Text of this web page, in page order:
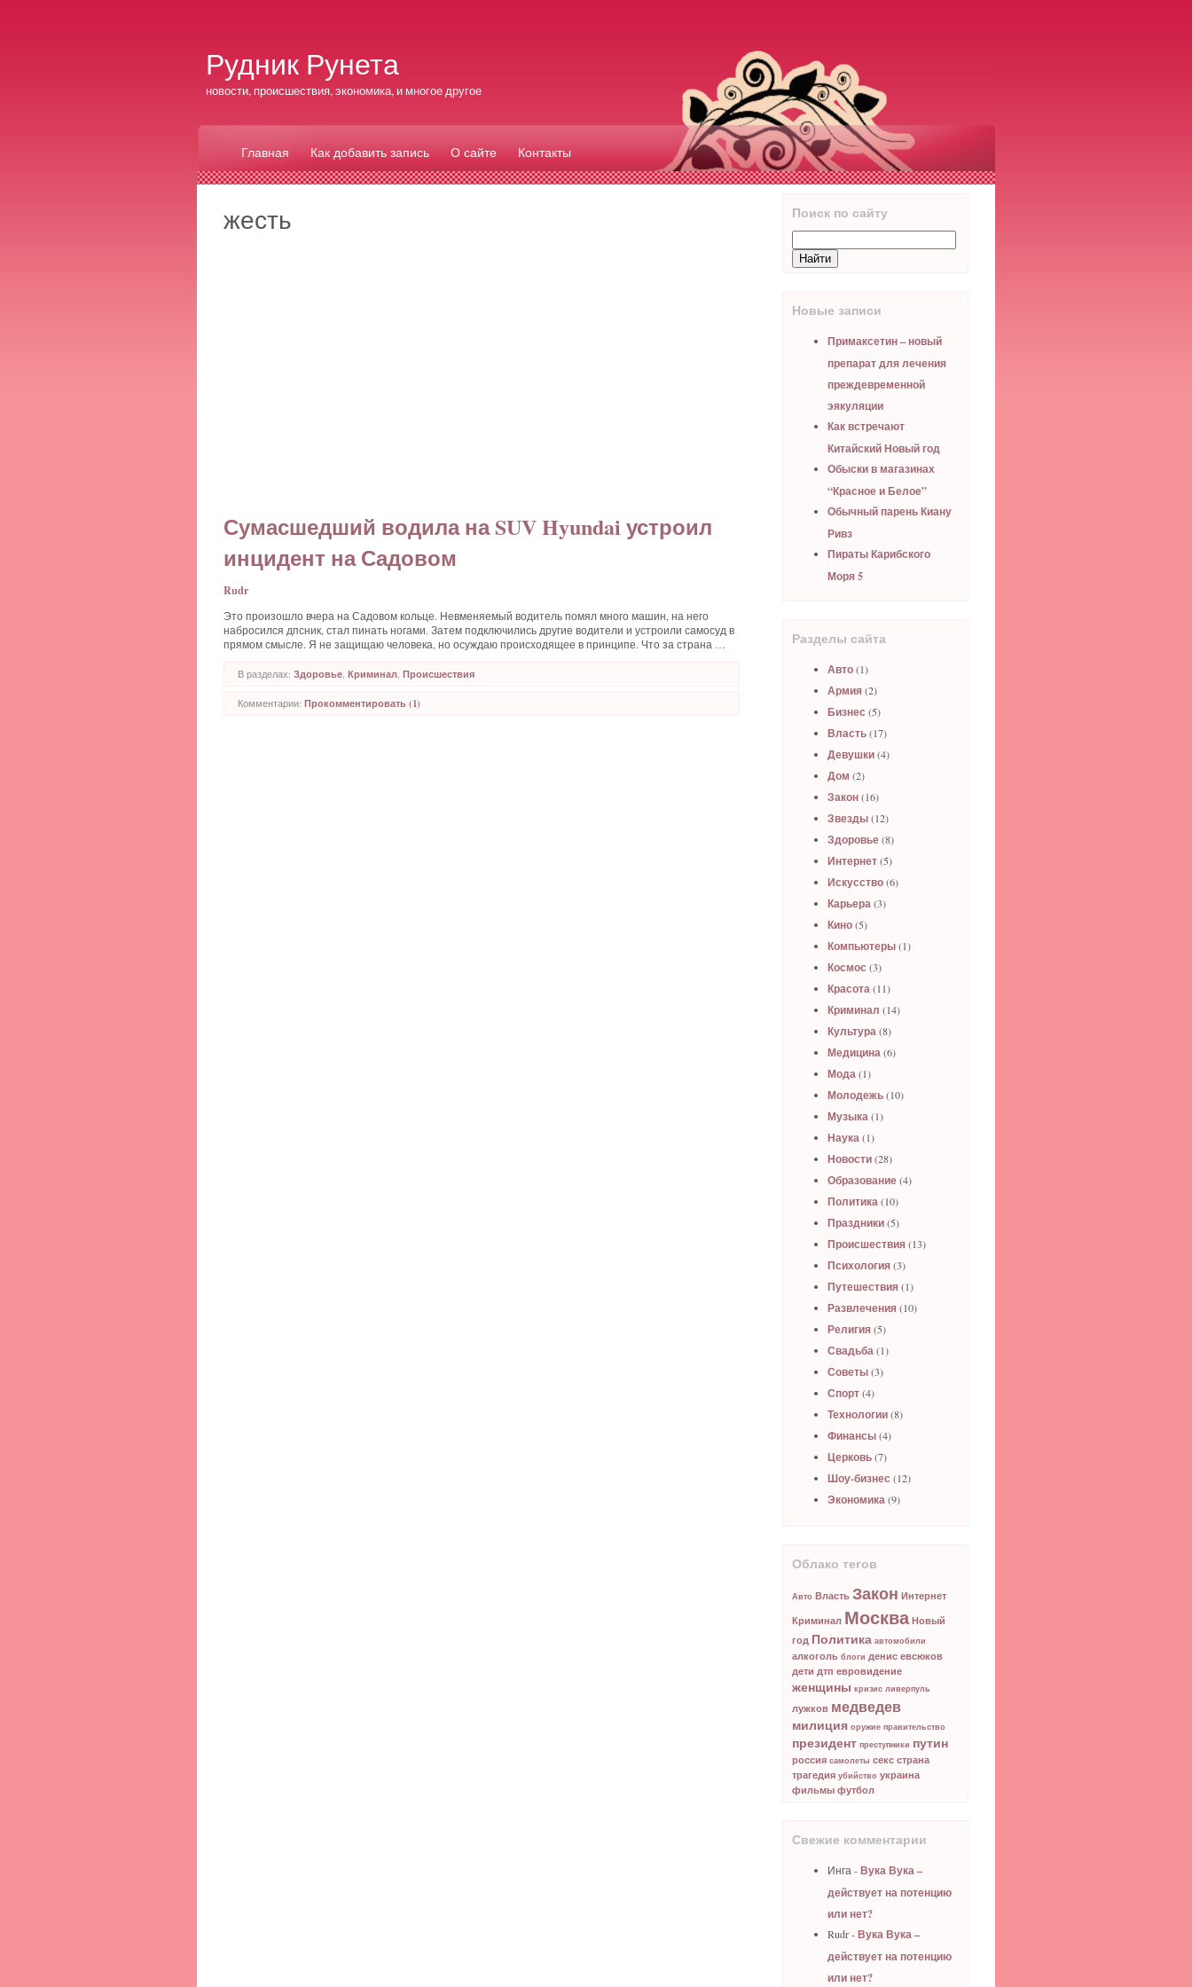
Рудник Рунета
новости, происшествия, экономика, и многое другое
Главная Как добавить запись О сайте Контакты
жесть
Сумасшедший водила на SUV Hyundai устроил
инцидент на Садовом
Rudr
Это произошло вчера на Садовом кольце. Невменяемый водитель помял много машин, на него
набросился дпсник, стал пинать ногами. Затем подключились другие водители и устроили самосуд в
прямом смысле. Я не защищаю человека, но осуждаю происходящее в принципе. Что за страна …
В разделах: Здоровье, Криминал, Происшествия
Комментарии: Прокомментировать (1)
Поиск по сайту
Новые записи
Примаксетин – новый
препарат для лечения
преждевременной
эякуляции
Как встречают
Китайский Новый год
Обыски в магазинах
“Красное и Белое”
Обычный парень Киану
Ривз
Пираты Карибского
Моря 5
Разделы сайта
Авто(1)
Армия(2)
Бизнес (5)
Власть(17)
Девушки(4)
Дом (2)
Закон(16)
Звезды(12)
Здоровье(8)
Интернет(5)
Искусство(6)
Карьера(3)
Кино(5)
Компьютеры(1)
Космос (3)
Красота(11)
Криминал (14)
Культура(8)
Медицина(6)
Мода(1)
Молодежь(10)
Музыка(1)
Наука(1)
Новости(28)
Образование(4)
Политика(10)
Праздники(5)
Происшествия(13)
Психология(3)
Путешествия(1)
Развлечения(10)
Религия(5)
Свадьба(1)
Советы(3)
Спорт(4)
Технологии(8)
Финансы(4)
Церковь(7)
Шоу-бизнес (12)
Экономика(9)
Облако тегов
Авто ВластьЗакон Интернет
Криминал МоскваНовый
год Политика автомобили
алкоголь блоги денис евсюков
дети дтп евровидение
женщины кризис ливерпуль
лужков медведев
милиция оружие правительство
президент преступники путин
россия самолеты сексстрана
трагедия убийство украина
фильмыфутбол
Свежие комментарии
Инга -Вука Вука –
действует на потенцию
или нет?
Rudr-Вука Вука –
действует на потенцию
или нет?